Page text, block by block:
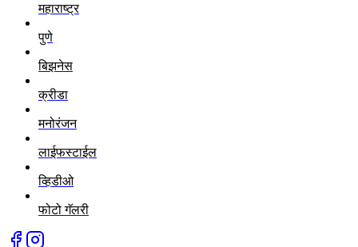
महाराष्ट्र
पुणे
बिझनेस
क्रीडा
मनोरंजन
लाईफस्टाईल
व्हिडीओ
फोटो गॅलरी